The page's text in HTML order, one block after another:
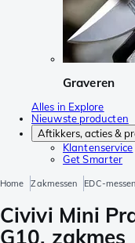
Graveren
Alles in Explore
Nieuwste producten
Aftikkers, acties &
Klantenservice
Get Smarter
Home Zakmessen EDC-messen
Civivi Mini
G10, zakmes